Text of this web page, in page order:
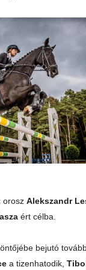
orosz Alekszandr
ért célba.
bejutó
a tizenhatodik,